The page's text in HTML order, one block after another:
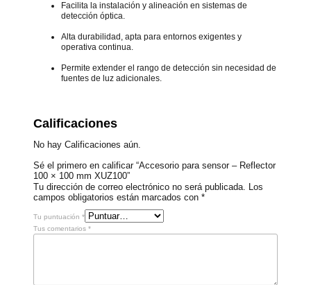
Facilita la instalación y alineación en sistemas de
detección óptica.
Alta durabilidad, apta para entornos exigentes y
operativa continua.
Permite extender el rango de detección sin necesidad de
fuentes de luz adicionales.
Calificaciones
No hay Calificaciones aún.
Sé el primero en calificar “Accesorio para sensor – Reflector
100 × 100 mm XUZ100”
Tu dirección de correo electrónico no será publicada.
Los
campos obligatorios están marcados con *
Tu puntuación *
Tus comentarios *